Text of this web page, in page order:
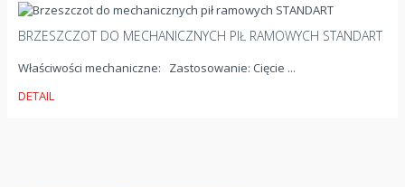
BRZESZCZOT DO MECHANICZNYCH PIŁ RAMOWYCH STANDART
Właściwości mechaniczne: Zastosowanie: Cięcie ...
DETAIL